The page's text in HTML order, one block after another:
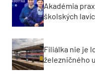
Akadémia
školských
Filiálka nie je
železničného